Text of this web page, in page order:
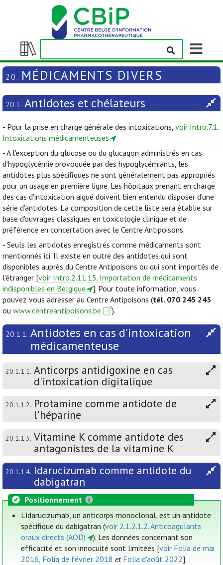
Afficher/masquer
la
table
matières
Afficher/
la
barre
navigation
20. MÉDICAMENTS DIVERS
20.1. Antidotes et chélateurs
- Pour la prise en charge générale des intoxications, voir Intro.7.1.
Intoxications médicamenteuses
- A l'exception du glucose ou du glucagon administrés en cas
d’hypoglycémie provoquée par des hypoglycémiants, les
antidotes plus spécifiques ne sont généralement pas appropriés
pour un usage en première ligne. Les hôpitaux prenant en charge
des cas d'intoxication aiguë doivent bien entendu disposer d'une
série d'antidotes. La composition de cette liste sera établie sur
base d'ouvrages classiques en toxicologie clinique et de
préférence en concertation avec le Centre Antipoisons.
- Seuls les antidotes enregistrés comme médicaments sont
mentionnés ici. Il existe en outre des antidotes qui sont
disponibles auprès du Centre Antipoisons ou qui sont importés de
l’étranger [voir Intro.2.11.15. Importation de médicaments
indisponibles en Belgique
]. Pour toute information, vous
pouvez vous adresser au Centre Antipoisons (tél. 070 245 245
ou www.centreantipoisons.be ).
20.1.1. Antidotes en cas d'intoxication
médicamenteuse
20.1.1.1. Anticorps antidigoxine en cas
d'intoxication digitalique
20.1.1.2. Protamine comme antidote de
l'héparine
20.1.1.3. Vitamine K comme antidote des
antagonistes de la vitamine K
20.1.1.4. Idarucizumab comme antidote du
dabigatran
Positionnement
L’idarucizumab, un anticorps monoclonal, est un antidote
spécifique du dabigatran (voir 2.1.2.1.2. Anticoagulants
oraux directs (AOD)
). Les données concernant son
efficacité et son innocuité sont limitées [voir Folia de mai
2016, Folia de février 2018 et Folia d'août 2022].